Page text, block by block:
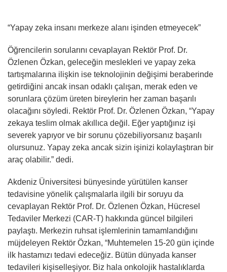
“Yapay zeka insanı merkeze alanı işinden etmeyecek”
Öğrencilerin sorularını cevaplayan Rektör Prof. Dr.
Özlenen Özkan, geleceğin meslekleri ve yapay zeka
tartışmalarına ilişkin ise teknolojinin değişimi beraberinde
getirdiğini ancak insan odaklı çalışan, merak eden ve
sorunlara çözüm üreten bireylerin her zaman başarılı
olacağını söyledi. Rektör Prof. Dr. Özlenen Özkan, “Yapay
zekaya teslim olmak akıllıca değil. Eğer yaptığınız işi
severek yapıyor ve bir sorunu çözebiliyorsanız başarılı
olursunuz. Yapay zeka ancak sizin işinizi kolaylaştıran bir
araç olabilir.” dedi.
Akdeniz Üniversitesi bünyesinde yürütülen kanser
tedavisine yönelik çalışmalarla ilgili bir soruyu da
cevaplayan Rektör Prof. Dr. Özlenen Özkan, Hücresel
Tedaviler Merkezi (CAR-T) hakkında güncel bilgileri
paylaştı. Merkezin ruhsat işlemlerinin tamamlandığını
müjdeleyen Rektör Özkan, “Muhtemelen 15-20 gün içinde
ilk hastamızı tedavi edeceğiz. Bütün dünyada kanser
tedavileri kişiselleşiyor. Biz hala onkolojik hastalıklarda